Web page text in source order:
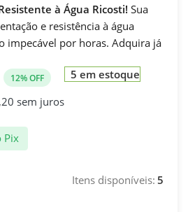
à Água Ricosti! Sua
e resistência à água
impecável por horas. Adquira já
12% OFF
sem juros
Pix
5 em estoque
Itens disponíveis: 5